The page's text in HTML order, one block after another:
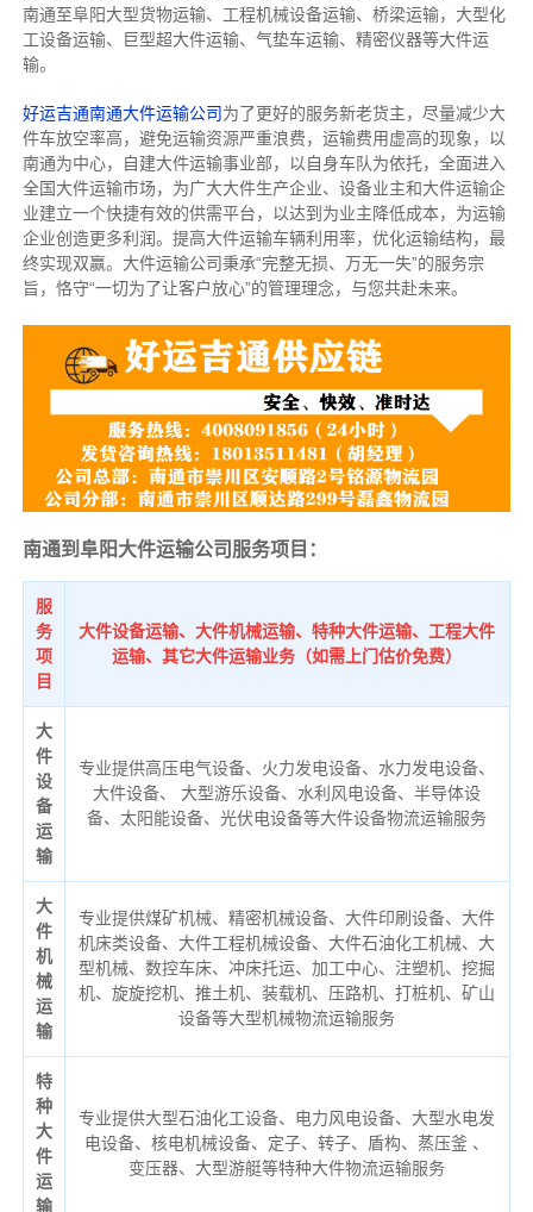
南通至阜阳大型货物运输、工程机械设备运输、桥梁运输，大型化
工设备运输、巨型超大件运输、气垫车运输、精密仪器等大件运
输。
好运吉通南通大件运输公司为了更好的服务新老货主，尽量减少大
件车放空率高，避免运输资源严重浪费，运输费用虚高的现象，以
南通为中心，自建大件运输事业部，以自身车队为依托，全面进入
全国大件运输市场，为广大大件生产企业、设备业主和大件运输企
业建立一个快捷有效的供需平台，以达到为业主降低成本，为运输
企业创造更多利润。提高大件运输车辆利用率，优化运输结构，最
终实现双赢。大件运输公司秉承“完整无损、万无一失”的服务宗
旨，恪守“一切为了让客户放心”的管理理念，与您共赴未来。
南通到阜阳大件运输公司服务项目：
服
务
项
目
大件设备运输、大件机械运输、特种大件运输、工程大件
运输、其它大件运输业务（如需上门估价免费）
大
件
设
备
运
输
专业提供高压电气设备、火力发电设备、水力发电设备、
大件设备、 大型游乐设备、水利风电设备、半导体设
备、太阳能设备、光伏电设备等大件设备物流运输服务
大
件
机
械
运
输
专业提供煤矿机械、精密机械设备、大件印刷设备、大件
机床类设备、大件工程机械设备、大件石油化工机械、大
型机械、数控车床、冲床托运、加工中心、注塑机、挖掘
机、旋旋挖机、推土机、装载机、压路机、打桩机、矿山
设备等大型机械物流运输服务
特
种
大
件
运
输
专业提供大型石油化工设备、电力风电设备、大型水电发
电设备、核电机械设备、定子、转子、盾构、蒸压釜 、
变压器、大型游艇等特种大件物流运输服务